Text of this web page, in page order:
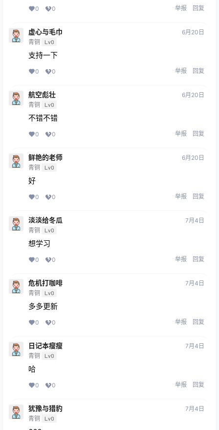
0 0 举报 回复
虚心与毛巾
青铜 Lv0
6月20日
支持一下
0 0 举报 回复
航空彪壮
青铜 Lv0
6月20日
不错不错
0 0 举报 回复
鲜艳的老师
青铜 Lv0
6月20日
好
0 0 举报 回复
淡淡给冬瓜
青铜 Lv0
7月4日
想学习
0 0 举报 回复
危机打咖啡
青铜 Lv0
7月4日
多多更新
0 0 举报 回复
日记本瘦瘦
青铜 Lv0
7月4日
哈
0 0 举报 回复
犹豫与猎豹
青铜 Lv0
7月4日